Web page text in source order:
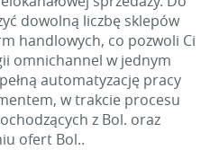
dowolną liczbę sklepów
handlowych, co pozwoli Ci
omnichannel w jednym
automatyzację pracy
w trakcie procesu
z Bol. oraz
ofert Bol..